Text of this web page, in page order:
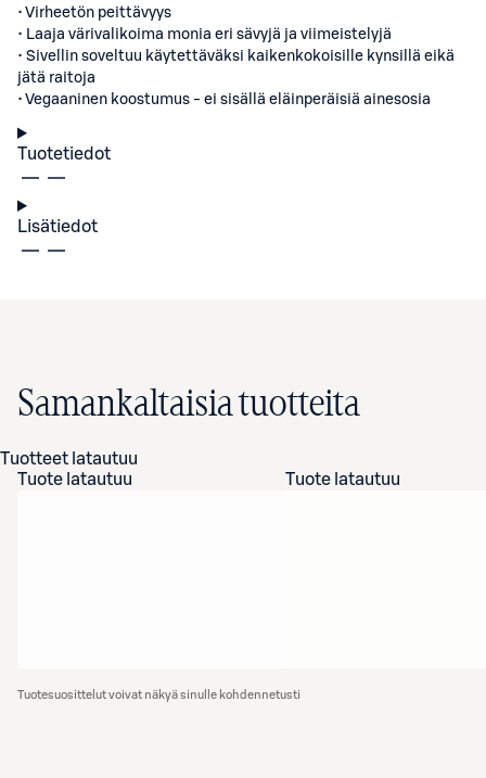
• Virheetön peittävyys
• Laaja värivalikoima monia eri sävyjä ja viimeistelyjä
• Sivellin soveltuu käytettäväksi kaikenkokoisille kynsillä eikä
jätä raitoja
• Vegaaninen koostumus - ei sisällä eläinperäisiä ainesosia
Tuotetiedot
Lisätiedot
Samankaltaisia tuotteita
Tuotteet latautuu
Tuote latautuu
Tuote latautuu
Tuotesuosittelut voivat näkyä sinulle kohdennetusti